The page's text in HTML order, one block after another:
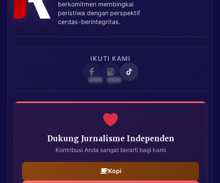
berkomitmen membingkai
peristiwa dengan perspektif
cerdas-berintegritas.
IKUTI KAMI
Dukung Jurnalisme Independen
Kontribusi Anda sangat berarti bagi kami
Kopi